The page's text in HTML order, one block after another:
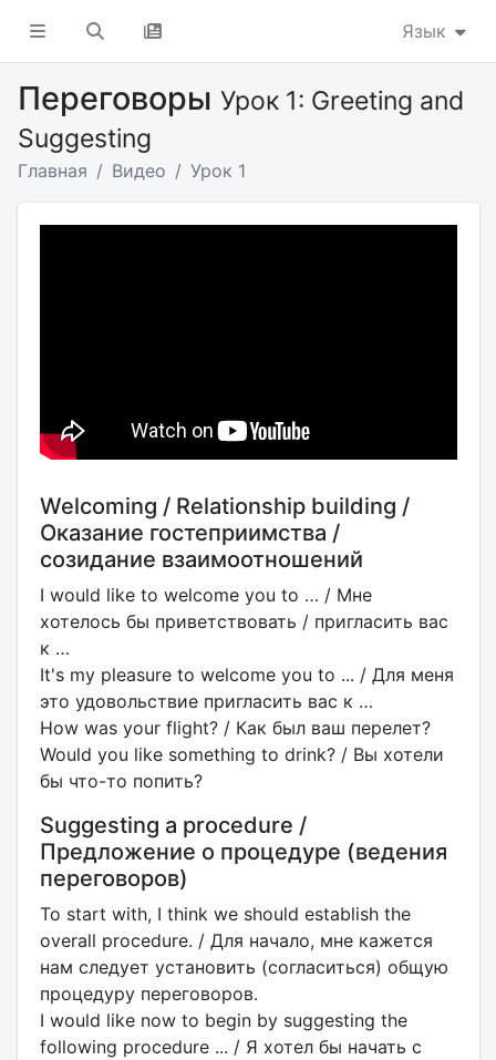
Язык
Переговоры Урок 1: Greeting and
Suggesting
Главная Видео Урок 1
Welcoming / Relationship building /
Оказание гостеприимства /
созидание взаимоотношений
I would like to welcome you to … / Мне
хотелось бы приветствовать / пригласить вас
к …
It's my pleasure to welcome you to ... / Для меня
это удовольствие пригласить вас к …
How was your flight? / Как был ваш перелет?
Would you like something to drink? / Вы хотели
бы что-то попить?
Suggesting a procedure /
Предложение о процедуре (ведения
переговоров)
To start with, I think we should establish the
overall procedure. / Для начало, мне кажется
нам следует установить (согласиться) общую
процедуру переговоров.
I would like now to begin by suggesting the
following procedure ... / Я хотел бы начать с